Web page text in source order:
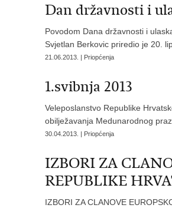
Dan državnosti i
Povodom Dana državnosti i
Svjetlan Berkovic priredio je 20.
21.06.2013. | Priopćenja
1.svibnja 2013
Veleposlanstvo Republike
obilježavanja Medunarodnog
30.04.2013. | Priopćenja
IZBORI ZA
REPUBLIKE
IZBORI ZA CLANOVE